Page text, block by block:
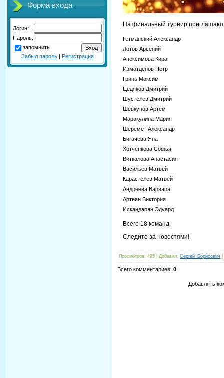
Форма входа
Логин:
Пароль:
запомнить
Забыл пароль| Регистрация
На финальный турнир
Гетманский Александр
Лотов Арсений
Апексимова Кира
Изматденов Петр
Гринь Максим
Цедяков Дмитрий
Шустелев Дмитрий
Шевкунов Артем
Маракулина Мария
Шеремет Александр
Бигачева Яна
Хотченкова Софья
Виткалова Анастасия
Васильев Матвей
Карастелев Матвей
Андреева Варвара
Артеян Виктория
Искандарян Эдуард
Всего 18 команд.
Следите за новостями!
Просмотров: 495 | Добавил: Сергей_Борисович
Всего комментариев: 0
Добавлять